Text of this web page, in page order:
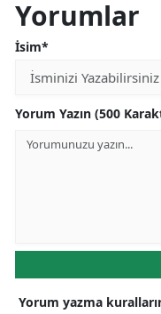
Yorumlar
İsim*
Yorum Yazın (500
Yorum yazma